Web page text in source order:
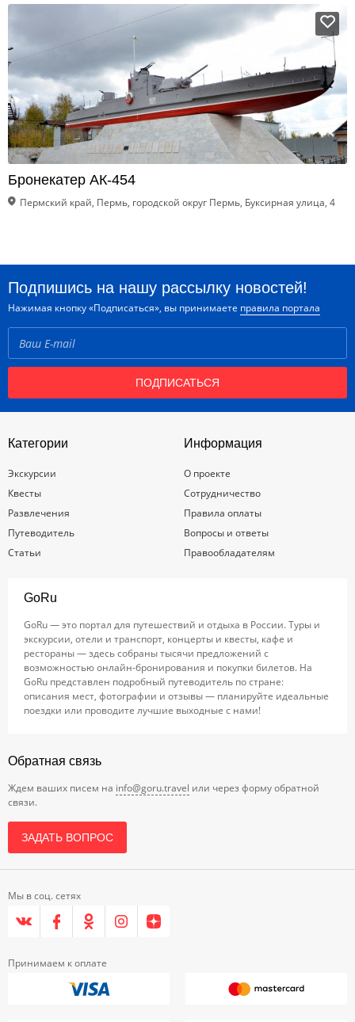
Бронекатер АК-454
Пермский край, Пермь, городской округ Пермь, Буксирная улица, 4
Подпишись на нашу рассылку новостей!
Нажимая кнопку «Подписаться», вы принимаете правила портала
ПОДПИСАТЬСЯ
Категории
Экскурсии
Квесты
Развлечения
Путеводитель
Статьи
Информация
О проекте
Сотрудничество
Правила оплаты
Вопросы и ответы
Правообладателям
GoRu
GoRu — это портал для путешествий и отдыха в России. Туры и
экскурсии, отели и транспорт, концерты и квесты, кафе и
рестораны — здесь собраны тысячи предложений с
возможностью онлайн-бронирования и покупки билетов. На
GoRu представлен подробный путеводитель по стране:
описания мест, фотографии и отзывы — планируйте идеальные
поездки или проводите лучшие выходные с нами!
Обратная связь
Ждем ваших писем на info@goru.travel или через форму обратной
связи.
ЗАДАТЬ ВОПРОС
Мы в соц. сетях
Принимаем к оплате